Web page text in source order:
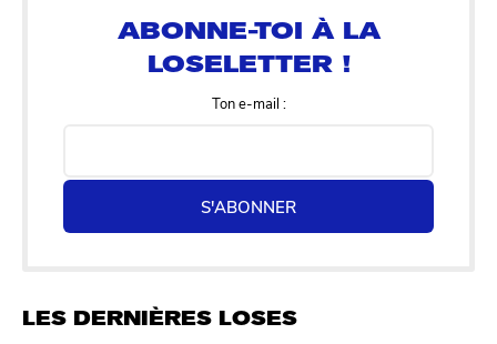
Ton e-mail :
S'ABONNER
LES DERNIÈRES LOSES